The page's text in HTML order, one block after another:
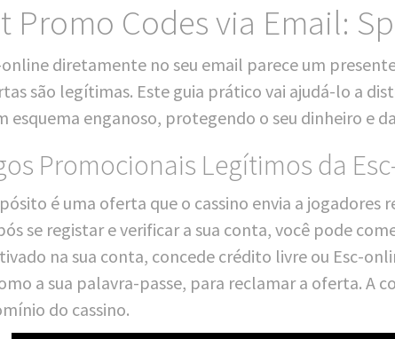
Promo Codes via Email:
dire­ta­men­te no seu email pare­ce um
são legí­ti­mas. Este guia prá­ti­co vai aju­dá-lo a
esque­ma enga­no­so, pro­te­gen­do o seu din­hei­ro e
Promocionais Legítimos da
é uma ofer­ta que o cas­si­no envia a
se registar e veri­fi­car a sua con­ta, você pode
na sua con­ta, con­ce­de cré­di­to liv­re ou Esc-
a sua palav­ra-pas­se, para recla­mar a ofer­ta. A
do cassino.